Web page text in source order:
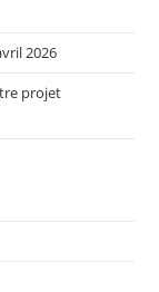
2026
projet